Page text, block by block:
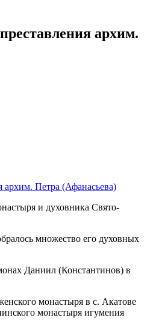
архим.
Петра (Афанасьева)
и духовника Свято-
множество его духовных
Даниил (Константинов) в
монастыря в с. Акатове
монастыря игумения